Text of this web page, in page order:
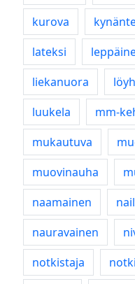
kurova
lateksi
liekanuora
luukela
mm-
mukautuva
muovinauha
naamainen
nauravainen
notkistaja